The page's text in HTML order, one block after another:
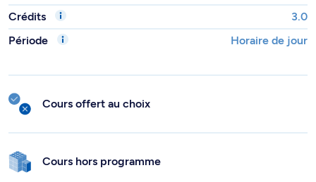
Crédits
3.0
Période
Horaire de jour
Cours offert au choix
Cours hors programme